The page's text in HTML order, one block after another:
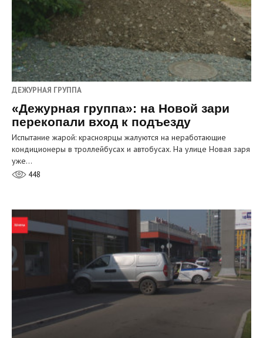
ДЕЖУРНАЯ ГРУППА
«Дежурная группа»: на Новой зари
перекопали вход к подъезду
Испытание жарой: красноярцы жалуются на неработающие
кондиционеры в троллейбусах и автобусах. На улице Новая заря
уже…
448